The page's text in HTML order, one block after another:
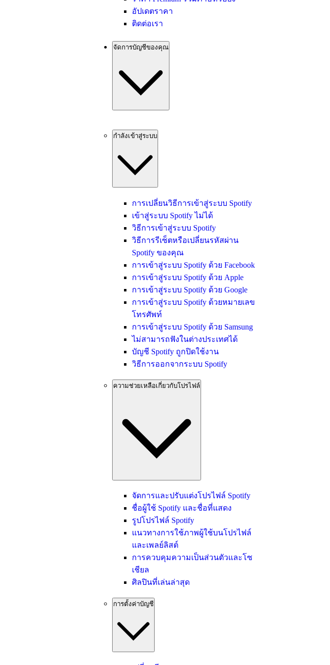
อัปเดตราคา
ติดต่อเรา
จัดการบัญชีของคุณ
กำลังเข้าสู่ระบบ
การเปลี่ยนวิธีการเข้าสู่ระบบ Spotify
เข้าสู่ระบบ Spotify ไม่ได้
วิธีการเข้าสู่ระบบ Spotify
วิธีการรีเซ็ตหรือเปลี่ยนรหัสผ่าน
Spotify ของคุณ
การเข้าสู่ระบบ Spotify ด้วย Facebook
การเข้าสู่ระบบ Spotify ด้วย Apple
การเข้าสู่ระบบ Spotify ด้วย Google
การเข้าสู่ระบบ Spotify ด้วยหมายเลข
โทรศัพท์
การเข้าสู่ระบบ Spotify ด้วย Samsung
ไม่สามารถฟังในต่างประเทศได้
บัญชี Spotify ถูกปิดใช้งาน
วิธีการออกจากระบบ Spotify
ความช่วยเหลือเกี่ยวกับโปรไฟล์
จัดการและปรับแต่งโปรไฟล์ Spotify
ชื่อผู้ใช้ Spotify และชื่อที่แสดง
รูปโปรไฟล์ Spotify
แนวทางการใช้ภาพผู้ใช้บนโปรไฟล์
และเพลย์ลิสต์
การควบคุมความเป็นส่วนตัวและโซ
เชียล
ศิลปินที่เล่นล่าสุด
การตั้งค่าบัญชี